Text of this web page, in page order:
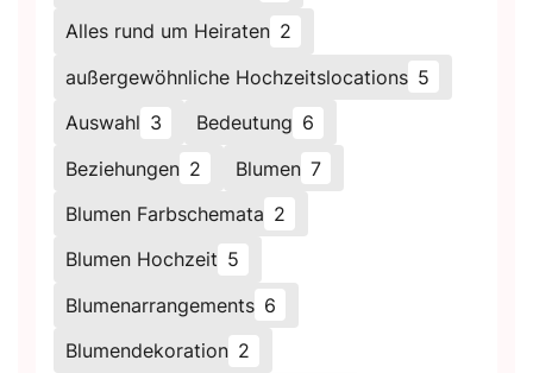
Alles rund um Heiraten 2
außergewöhnliche Hochzeitslocations 5
Auswahl 3 Bedeutung 6
Beziehungen 2 Blumen 7
Blumen Farbschemata 2
Blumen Hochzeit 5
Blumenarrangements 6
Blumendekoration 2